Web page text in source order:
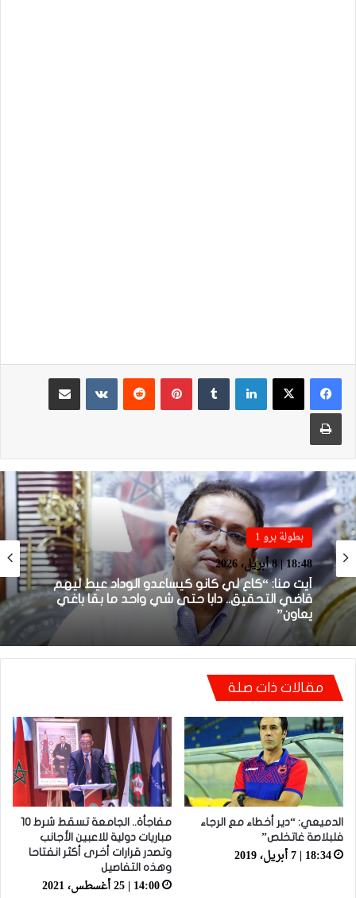
لينكدإن بينتيريست
مشاركة عبر البريد
طباعة
بطولة برو 1
18:48 | 8 أبريل، 2026
أيت منا: “كاع لي كانو كيساعدو الوداد عيط ليهم
قاضي التحقيق.. دابا حتى شي واحد ما بقا باغي
يعاون”
بطولة برو 1
22:23 | 6 أبريل، 2026
توالي النتائج السلبية يلاحق الوداد الرياضي بعد
تعادل جديد أمام الدفاع الحسني الجديدي
مقالات ذات صلة
الدميعي: “دير أخطاء مع الرجاء
فلبلاصة غاتخلص”
18:34 | 7 أبريل، 2019
مفاجأة.. الجامعة تسقط شرط 10
مباريات دولية للاعبين الأجانب
وتصدر قرارات أخرى أكثر انفتاحا
وهذه التفاصيل
14:00 | 25 أغسطس، 2021